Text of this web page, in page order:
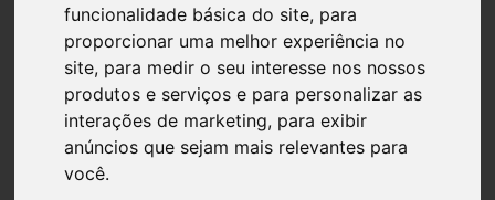
funcionalidade básica do site, para
proporcionar uma melhor experiência no
site, para medir o seu interesse nos nossos
produtos e serviços e para personalizar as
interações de marketing, para exibir
anúncios que sejam mais relevantes para
você.